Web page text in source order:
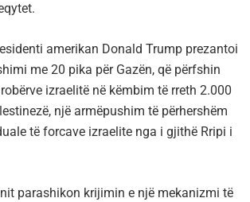
amerikan Donald Trump prezantoi
me 20 pika për Gazën, që përfshin
izraelitë në këmbim të rreth 2.000
një armëpushim të përhershëm
të forcave izraelite nga i gjithë Rripi i
parashikon krijimin e një mekanizmi të